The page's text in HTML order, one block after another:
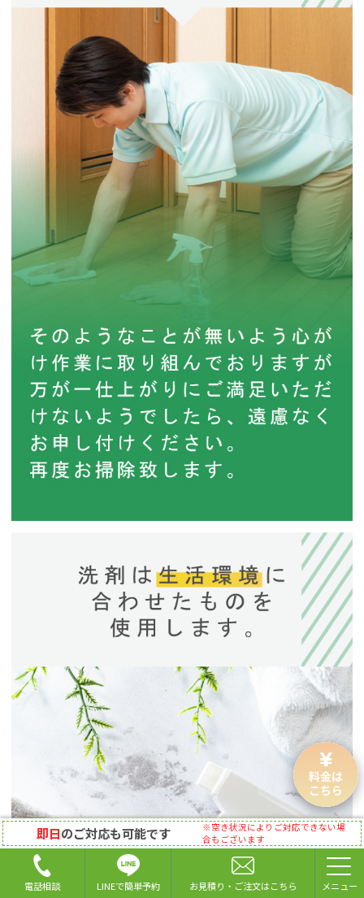
料金は
こちら
即日のご対応も可能です
※空き状況によりご対応できない場
合もございます
電話相談 LINEで簡単予約 お見積り・ご注文はこちら